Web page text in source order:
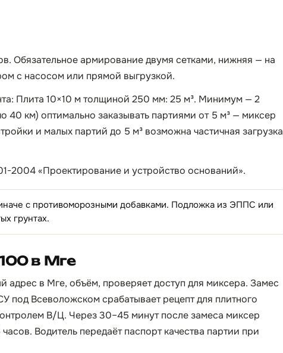
Обязательное армирование двумя сетками, нижняя — на
с насосом или прямой выгрузкой.
Плита 10×10 м толщиной 250 мм: 25 м³. Минимум — 2
40 км) оптимально заказывать партиями от 5 м³ — миксер
и малых партий до 5 м³ возможна частичная загрузка
2004 «Проектирование и устройство оснований».
с противоморозными добавками. Подложка из ЭППС или
грунтах.
в Мге
адрес в Мге, объём, проверяет доступ для миксера. Замес
под Всеволожском срабатывает рецепт для плитного
В/Ц. Через 30–45 минут после замеса миксер
Водитель передаёт паспорт качества партии при